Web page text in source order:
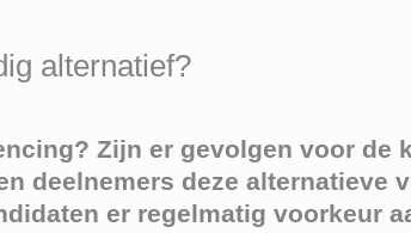
alternatief?
Zijn er gevolgen voor de
deelnemers deze alternatieve
er regelmatig voorkeur